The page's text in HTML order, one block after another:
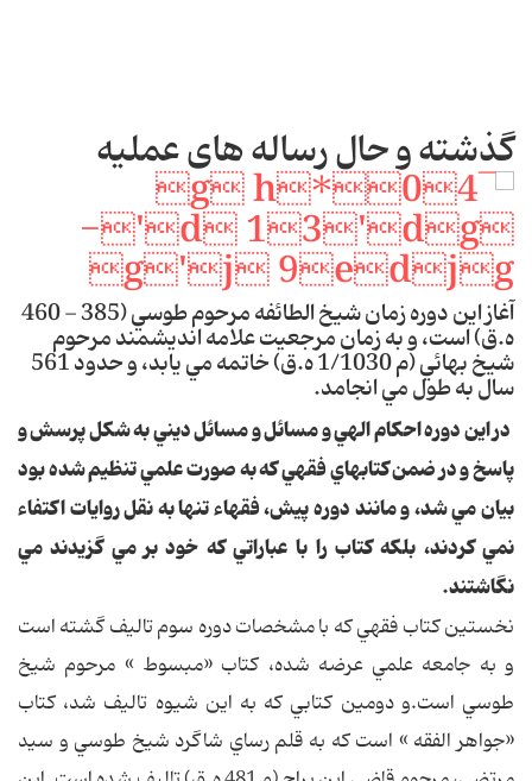
گذشته و حال رساله های عملیه
آغاز اين دوره زمان شيخ الطائفه مرحوم طوسي (385 - 460
ه.ق) است، و به زمان مرجعيت علامه انديشمند مرحوم
شيخ بهائي (م 1/1030 ه.ق) خاتمه مي يابد، و حدود 561
سال به طول مي انجامد.
در اين دوره احكام الهي و مسائل و مسائل ديني به شكل پرسش و
پاسخ و در ضمن كتابهاي فقهي كه به صورت علمي تنظيم شده بود
بيان مي شد، و مانند دوره پيش، فقهاء تنها به نقل روايات اكتفاء
نمي كردند، بلكه كتاب را با عباراتي كه خود بر مي گزيدند مي
نگاشتند.
نخستين كتاب فقهي كه با مشخصات دوره سوم تاليف گشته است
و به جامعه علمي عرضه شده، كتاب «مبسوط » مرحوم شيخ
طوسي است.و دومين كتابي كه به اين شيوه تاليف شد، كتاب
«جواهر الفقه » است كه به قلم رساي شاگرد شيخ طوسي و سيد